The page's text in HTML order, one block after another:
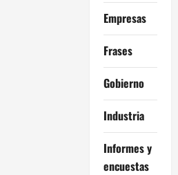
Empresas
Frases
Gobierno
Industria
Informes y
encuestas